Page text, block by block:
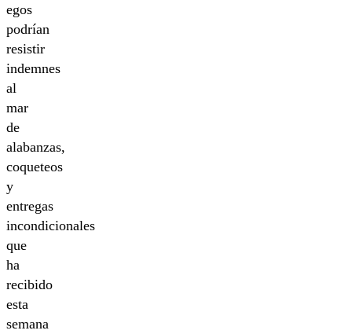
egos
podrían
resistir
indemnes
al
mar
de
alabanzas,
coqueteos
y
entregas
incondicionales
que
ha
recibido
esta
semana